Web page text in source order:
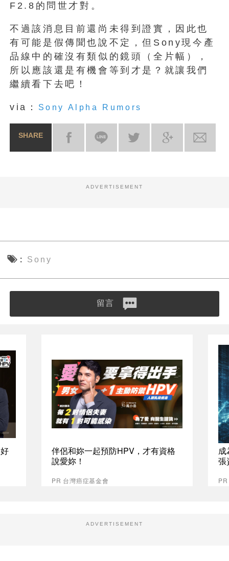
F2.8的問世才對。
不過該消息目前還尚未得到證實，因此也
有可能是假傳聞也說不定，但Sony現今產
品線中的確沒有類似的鏡頭（全片幅），
所以應該還是有機會等到才是？就讓我們
繼續看下去吧！
via： Sony Alpha Rumors
SHARE
ADVERTISEMENT
Sony
留言
伴侶和妳一起預防HPV，才有資格
說愛妳！
PR 台灣癌症基金會
成
張
ADVERTISEMENT